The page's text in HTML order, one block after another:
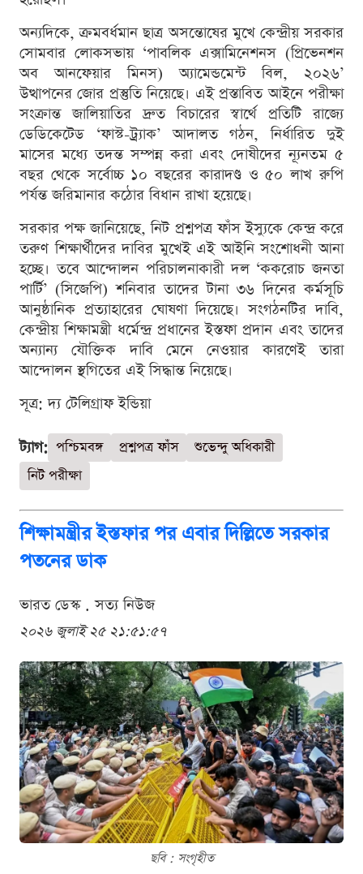
অন্যদিকে, ক্রমবর্ধমান ছাত্র অসন্তোষের মুখে কেন্দ্রীয় সরকার
সোমবার লোকসভায় ‘পাবলিক এক্সামিনেশনস (প্রিভেনশন
অব আনফেয়ার মিনস) অ্যামেন্ডমেন্ট বিল, ২০২৬’
উত্থাপনের জোর প্রস্তুতি নিয়েছে। এই প্রস্তাবিত আইনে পরীক্ষা
সংক্রান্ত জালিয়াতির দ্রুত বিচারের স্বার্থে প্রতিটি রাজ্যে
ডেডিকেটেড ‘ফাস্ট-ট্র্যাক’ আদালত গঠন, নির্ধারিত দুই
মাসের মধ্যে তদন্ত সম্পন্ন করা এবং দোষীদের ন্যূনতম ৫
বছর থেকে সর্বোচ্চ ১০ বছরের কারাদণ্ড ও ৫০ লাখ রুপি
পর্যন্ত জরিমানার কঠোর বিধান রাখা হয়েছে।
সরকার পক্ষ জানিয়েছে, নিট প্রশ্নপত্র ফাঁস ইস্যুকে কেন্দ্র করে
তরুণ শিক্ষার্থীদের দাবির মুখেই এই আইনি সংশোধনী আনা
হচ্ছে। তবে আন্দোলন পরিচালনাকারী দল ‘ককরোচ জনতা
পার্টি’ (সিজেপি) শনিবার তাদের টানা ৩৬ দিনের কর্মসূচি
আনুষ্ঠানিক প্রত্যাহারের ঘোষণা দিয়েছে। সংগঠনটির দাবি,
কেন্দ্রীয় শিক্ষামন্ত্রী ধর্মেন্দ্র প্রধানের ইস্তফা প্রদান এবং তাদের
অন্যান্য যৌক্তিক দাবি মেনে নেওয়ার কারণেই তারা
আন্দোলন স্থগিতের এই সিদ্ধান্ত নিয়েছে।
সূত্র: দ্য টেলিগ্রাফ ইন্ডিয়া
ট্যাগ: পশ্চিমবঙ্গ প্রশ্নপত্র ফাঁস
শুভেন্দু অধিকারী
নিট পরীক্ষা
শিক্ষামন্ত্রীর ইস্তফার পর এবার দিল্লিতে সরকার
পতনের ডাক
ভারত ডেস্ক . সত্য নিউজ
২০২৬ জুলাই ২৫ ২১:৫১:৫৭
ছবি : সংগৃহীত